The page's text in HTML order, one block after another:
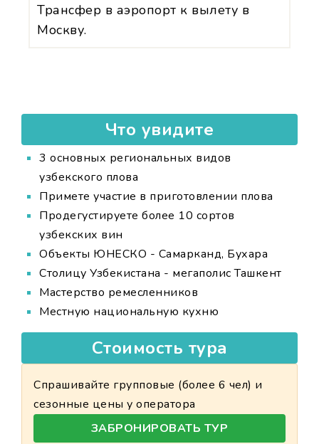
Трансфер в аэропорт к вылету в
Москву.
Что увидите
3 основных региональных видов
узбекского плова
Примете участие в приготовлении плова
Продегустируете более 10 сортов
узбекских вин
Объекты ЮНЕСКО - Самарканд, Бухара
Столицу Узбекистана - мегаполис Ташкент
Мастерство ремесленников
Местную национальную кухню
Стоимость тура
Спрашивайте групповые (более 6 чел) и
сезонные цены у оператора
ЗАБРОНИРОВАТЬ ТУР